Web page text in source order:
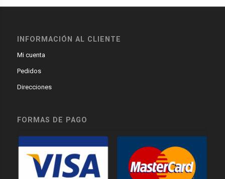
INFORMACIÓN AL CLIENTE
Mi cuenta
Pedidos
Direcciones
FORMAS DE PAGO